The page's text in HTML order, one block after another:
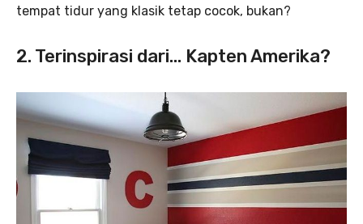
tempat tidur yang klasik tetap cocok, bukan?
2. Terinspirasi dari… Kapten Amerika?